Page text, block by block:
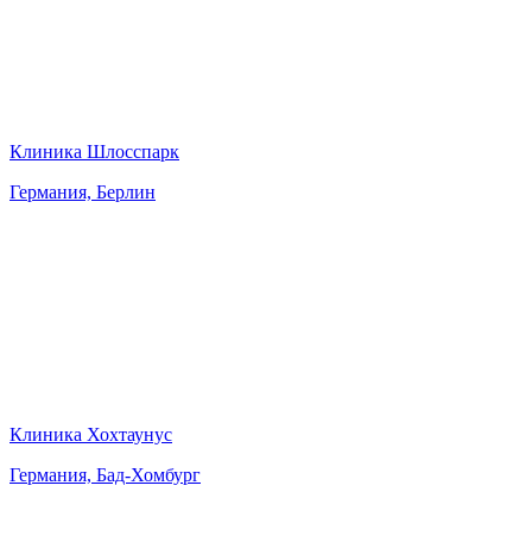
Клиника Шлосспарк
Германия, Берлин
Клиника Хохтаунус
Германия, Бад-Хомбург